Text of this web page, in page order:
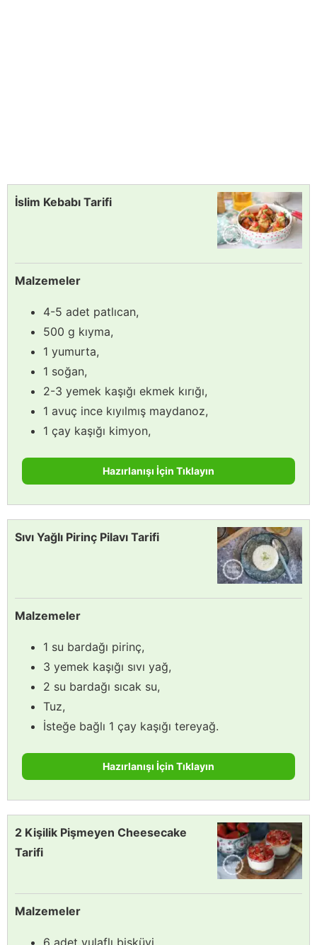
İslim Kebabı Tarifi
Malzemeler
4-5 adet patlıcan,
500 g kıyma,
1 yumurta,
1 soğan,
2-3 yemek kaşığı ekmek kırığı,
1 avuç ince kıyılmış maydanoz,
1 çay kaşığı kimyon,
Hazırlanışı İçin Tıklayın
Sıvı Yağlı Pirinç Pilavı Tarifi
Malzemeler
1 su bardağı pirinç,
3 yemek kaşığı sıvı yağ,
2 su bardağı sıcak su,
Tuz,
İsteğe bağlı 1 çay kaşığı tereyağ.
Hazırlanışı İçin Tıklayın
2 Kişilik Pişmeyen Cheesecake
Tarifi
Malzemeler
6 adet yulaflı bisküvi,